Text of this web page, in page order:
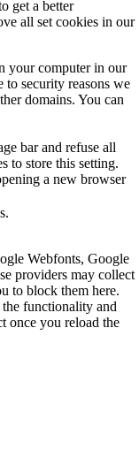
get a better
all set cookies in our
your computer in our
to security reasons we
domains. You can
bar and refuse all
to store this setting.
a new browser
Webfonts, Google
providers may collect
to block them here.
functionality and
once you reload the